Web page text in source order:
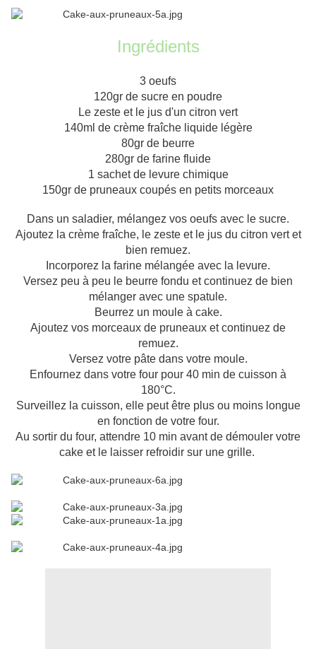
Ingrédients
3 oeufs
120gr de sucre en poudre
Le zeste et le jus d'un citron vert
140ml de crème fraîche liquide légère
80gr de beurre
280gr de farine fluide
1 sachet de levure chimique
150gr de pruneaux coupés en petits morceaux
Dans un saladier, mélangez vos oeufs avec le sucre.
Ajoutez la crème fraîche, le zeste et le jus du citron vert et
bien remuez.
Incorporez la farine mélangée avec la levure.
Versez peu à peu le beurre fondu et continuez de bien
mélanger avec une spatule.
Beurrez un moule à cake.
Ajoutez vos morceaux de pruneaux et continuez de
remuez.
Versez votre pâte dans votre moule.
Enfournez dans votre four pour 40 min de cuisson à
180°C.
Surveillez la cuisson, elle peut être plus ou moins longue
en fonction de votre four.
Au sortir du four, attendre 10 min avant de démouler votre
cake et le laisser refroidir sur une grille.